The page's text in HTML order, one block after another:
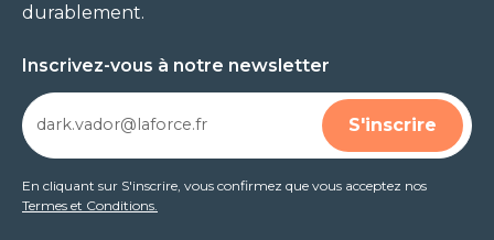
durablement.
Inscrivez-vous à notre newsletter
En cliquant sur S'inscrire, vous confirmez que vous acceptez nos
Termes et Conditions.